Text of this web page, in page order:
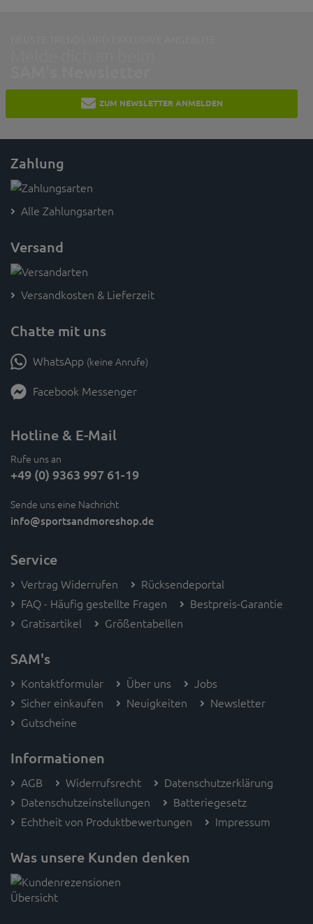
ZUM NEWSLETTER ANMELDEN
Zahlung
Alle Zahlungsarten
Versand
Versandkosten & Lieferzeit
Chatte mit uns
WhatsApp (keine Anrufe)
Facebook Messenger
Hotline & E-Mail
Rufe uns an
+49 (0) 9363 997 61-19
Sende uns eine Nachricht
info@sportsandmoreshop.de
Service
Vertrag Widerrufen
Rücksendeportal
FAQ - Häufig gestellte Fragen
Bestpreis-Garantie
Gratisartikel
Größentabellen
SAM's
Kontaktformular Über uns
Jobs
Sicher einkaufen
Neuigkeiten
Newsletter
Gutscheine
Informationen
AGB Widerrufsrecht
Datenschutzerklärung
Datenschutzeinstellungen
Batteriegesetz
Echtheit von Produktbewertungen
Impressum
Was unsere Kunden denken